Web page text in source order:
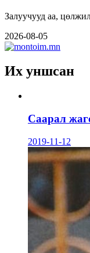
Залуучууд аа,
2026-08-05
Их уншсан
Саарал
2019-11-12